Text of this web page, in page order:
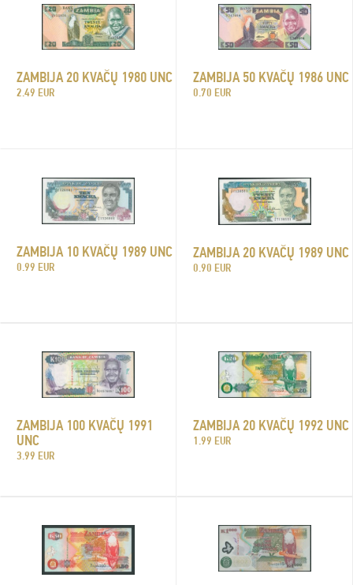
ZAMBIJA 20 KVAČŲ 1980 UNC
2.49 EUR
ZAMBIJA 50 KVAČŲ 1986 UNC
0.70 EUR
ZAMBIJA 10 KVAČŲ 1989 UNC
0.99 EUR
ZAMBIJA 20 KVAČŲ 1989 UNC
0.90 EUR
ZAMBIJA 100 KVAČŲ 1991
UNC
3.99 EUR
ZAMBIJA 20 KVAČŲ 1992 UNC
1.99 EUR